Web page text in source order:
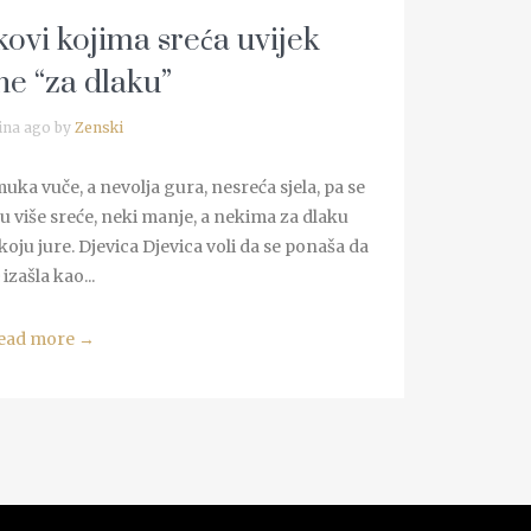
kojima sreća uvijek
“za dlaku”
ago byZenski
vuče, a nevolja gura, nesreća sjela, pa se
više sreće, neki manje, a nekima za dlaku
jure. Djevica Djevica voli da se ponaša da
izašla kao...
more →